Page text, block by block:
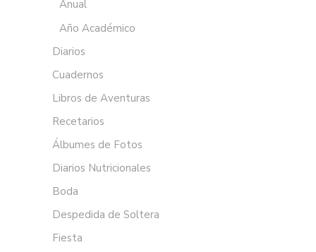
Anual
Año Académico
Diarios
Cuadernos
Libros de Aventuras
Recetarios
Álbumes de Fotos
Diarios Nutricionales
Boda
Despedida de Soltera
Fiesta